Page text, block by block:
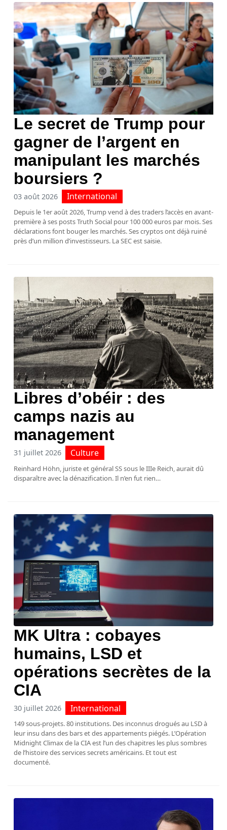
Le secret de Trump pour
gagner de l’argent en
manipulant les marchés
boursiers ?
03 août 2026 International
Depuis le 1er août 2026, Trump vend à des traders l’accès en avant-
première à ses posts Truth Social pour 100 000 euros par mois. Ses
déclarations font bouger les marchés. Ses cryptos ont déjà ruiné
près d’un million d’investisseurs. La SEC est saisie.
Libres d’obéir : des
camps nazis au
management
31 juillet 2026 Culture
Reinhard Höhn, juriste et général SS sous le IIIe Reich, aurait dû
disparaître avec la dénazification. Il n’en fut rien…
MK Ultra : cobayes
humains, LSD et
opérations secrètes de la
CIA
30 juillet 2026 International
149 sous-projets. 80 institutions. Des inconnus drogués au LSD à
leur insu dans des bars et des appartements piégés. L’Opération
Midnight Climax de la CIA est l’un des chapitres les plus sombres
de l’histoire des services secrets américains. Et tout est
documenté.